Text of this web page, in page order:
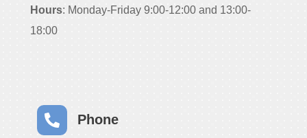
Hours: Monday-Friday 9:00-12:00 and 13:00-
18:00
Phone